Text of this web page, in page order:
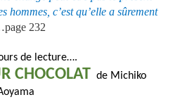
hommes, c’est qu’elle a sûrement
232
de lecture….
CHOCOLAT de Michiko